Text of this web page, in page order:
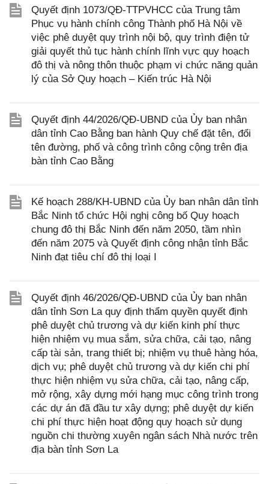
Quyết định 1073/QĐ-TTPVHCC của Trung tâm
Phục vụ hành chính công Thành phố Hà Nội về
việc phê duyệt quy trình nội bộ, quy trình điện tử
giải quyết thủ tục hành chính lĩnh vực quy hoạch
đô thị và nông thôn thuộc phạm vi chức năng quản
lý của Sở Quy hoạch – Kiến trúc Hà Nội
Quyết định 44/2026/QĐ-UBND của Ủy ban nhân
dân tỉnh Cao Bằng ban hành Quy chế đặt tên, đổi
tên đường, phố và công trình công cộng trên địa
bàn tỉnh Cao Bằng
Kế hoạch 288/KH-UBND của Ủy ban nhân dân tỉnh
Bắc Ninh tổ chức Hội nghị công bố Quy hoạch
chung đô thị Bắc Ninh đến năm 2050, tầm nhìn
đến năm 2075 và Quyết định công nhận tỉnh Bắc
Ninh đạt tiêu chí đô thị loại I
Quyết định 46/2026/QĐ-UBND của Ủy ban nhân
dân tỉnh Sơn La quy định thẩm quyền quyết định
phê duyệt chủ trương và dự kiến kinh phí thực
hiện nhiệm vụ mua sắm, sửa chữa, cải tạo, nâng
cấp tài sản, trang thiết bị; nhiệm vụ thuê hàng hóa,
dịch vụ; phê duyệt chủ trương và dự kiến chi phí
thực hiện nhiệm vụ sửa chữa, cải tạo, nâng cấp,
mở rộng, xây dựng mới hạng mục công trình trong
các dự án đã đầu tư xây dựng; phê duyệt dự kiến
chi phí thực hiện hoạt động quy hoạch sử dụng
nguồn chi thường xuyên ngân sách Nhà nước trên
địa bàn tỉnh Sơn La